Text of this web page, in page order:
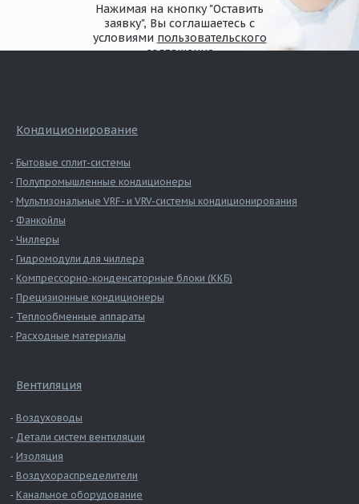
Нажимая на кнопку "Оставить
заявку", Вы соглашаетесь с
условиями пользовательского
соглашения
Кондиционирование
Бытовые сплит-системы
Полупромышленные кондиционеры
Мультизональные VRF- и VRV-системы кондиционирования
Фанкойлы
Чиллеры
Гидромодули для чиллера
Компрессорно-конденсаторные блоки (ККБ)
Прецизионные кондиционеры
Теплообменные аппараты
Расходные материалы
Вентиляция
Воздуховоды
Детали систем вентиляции
Изоляция
Воздухораспределители
Канальное оборудование